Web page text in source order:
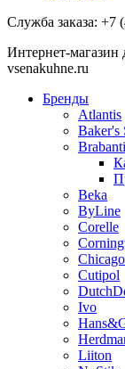
Служба заказа: +7
Интернет-
vsenakuhne.ru
Бренды
Atlantis
Baker's
Beka
ByLine
Corelle
Cutipol
Ivo
Liiton